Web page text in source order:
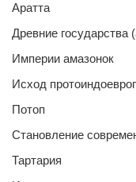
Аратта
Древние государства
Империи амазонок
Исход
Потоп
Становление
Тартария